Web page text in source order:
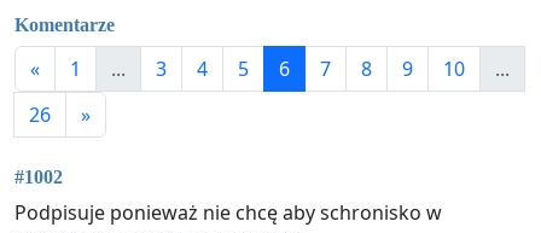
Komentarze
« 1 ... 3 4 5 6 7 8 9 10
...
26
»
#1002
Podpisuje ponieważ nie chcę aby schronisko w